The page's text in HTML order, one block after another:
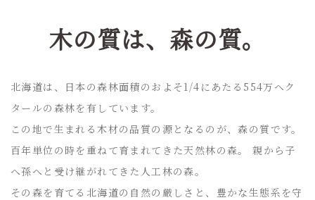
木の質は、森の質。
北海道は、日本の森林面積のおよそ1/4にあたる554万ヘク
タールの森林を有しています。
この地で生まれる木材の品質の源となるのが、森の質です。
百年単位の時を重ねて育まれてきた天然林の森。 親から子
へ孫へと受け継がれてきた人工林の森。
その森を育てる北海道の自然の厳しさと、豊かな生態系を守